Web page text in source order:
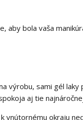
aby bola vaša
výrobu, sami gél
aj tie
vnútornému okraju